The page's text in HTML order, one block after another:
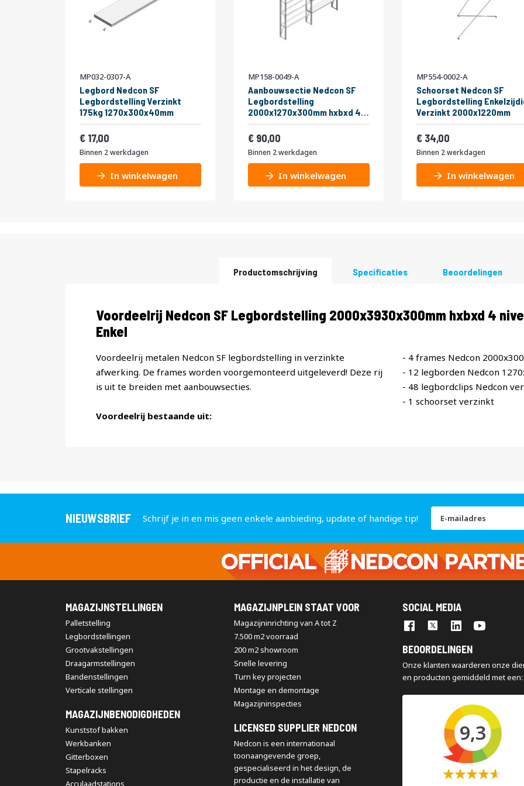
MP032-0307-A
Legbord Nedcon SF
Legbordstelling Verzinkt
175kg 1270x300x40mm
Vanaf
17,00
Binnen 2 werkdagen
In winkelwagen
MP158-0049-A
Aanbouwsectie Nedcon SF
Legbordstelling
2000x1270x300mm hxbxd 4
niveaus Metaal Verzinkt
175kg Enkel
Vanaf
90,00
Binnen 2 werkdagen
In winkelwagen
MP554-0002-A
Schoorset Nedcon SF
Legbordstelling
Verzinkt 2000x1220mm
Vanaf
34,00
Binnen 2 werkdagen
In winkelwagen
Productomschrijving
Productomschrijving
Voordeelrij Nedcon SF Legbordstelling 2000x3930x300mm hxbxd 4
Enkel
Voordeelrij metalen Nedcon SF legbordstelling in verzinkte
afwerking. De frames worden voorgemonteerd uitgeleverd! Deze rij
is uit te breiden met aanbouwsecties.
Voordeelrij bestaande uit:
- 4 frames Nedcon
- 12 legborden Nedcon
- 48 legbordclips Nedcon
- 1 schoorset verzinkt
Specificaties Beoordelingen
NIEUWSBRIEF Schrijf je in en mis geen enkele aanbieding, update of handige tip!
Abonneer
op
onze
nieuwsbrief
MAGAZIJNSTELLINGEN
Palletstelling
Legbordstellingen
Grootvakstellingen
Draagarmstellingen
Bandenstellingen
Verticale stellingen
MAGAZIJNBENODIGDHEDEN
Kunststof bakken
Werkbanken
Gitterboxen
Stapelracks
Acculaadstations
MAGAZIJNPLEIN STAAT VOOR
Magazijninrichting van A tot Z
7.500 m2 voorraad
200 m2 showroom
Snelle levering
Turn key projecten
Montage en demontage
Magazijninspecties
LICENSED SUPPLIER NEDCON
Nedcon is een internationaal
toonaangevende groep,
gespecialiseerd in het design, de
productie en de installatie van
SOCIAL MEDIA
BEOORDELINGEN
Onze klanten waarderen onze
en producten gemiddeld met een:
9,3
Waardering: